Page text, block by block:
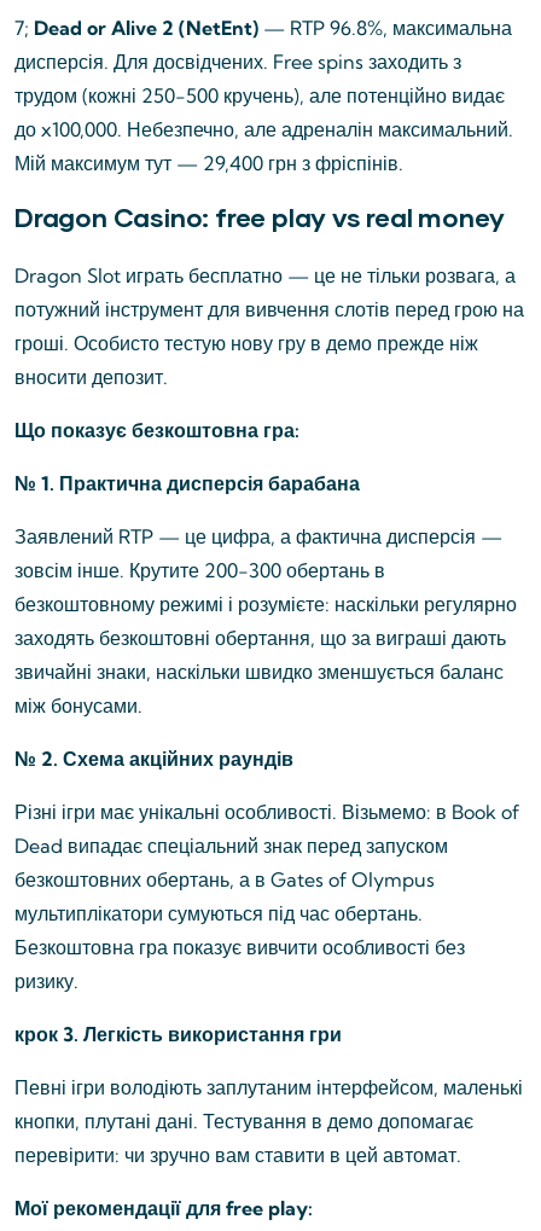
7; Dead or Alive 2 (NetEnt) — RTP 96.8%, максимальна
дисперсія. Для досвідчених. Free spins заходить з
трудом (кожні 250-500 кручень), але потенційно видає
до x100,000. Небезпечно, але адреналін максимальний.
Мій максимум тут — 29,400 грн з фріспінів.
Dragon Casino: free play vs real money
Dragon Slot играть бесплатно — це не тільки розвага, а
потужний інструмент для вивчення слотів перед грою на
гроші. Особисто тестую нову гру в демо прежде ніж
вносити депозит.
Що показує безкоштовна гра:
№ 1. Практична дисперсія барабана
Заявлений RTP — це цифра, а фактична дисперсія —
зовсім інше. Крутите 200-300 обертань в
безкоштовному режимі і розумієте: наскільки регулярно
заходять безкоштовні обертання, що за виграші дають
звичайні знаки, наскільки швидко зменшується баланс
між бонусами.
№ 2. Схема акційних раундів
Різні ігри має унікальні особливості. Візьмемо: в Book of
Dead випадає спеціальний знак перед запуском
безкоштовних обертань, а в Gates of Olympus
мультиплікатори сумуються під час обертань.
Безкоштовна гра показує вивчити особливості без
ризику.
крок 3. Легкість використання гри
Певні ігри володіють заплутаним інтерфейсом, маленькі
кнопки, плутані дані. Тестування в демо допомагає
перевірити: чи зручно вам ставити в цей автомат.
Мої рекомендації для free play: